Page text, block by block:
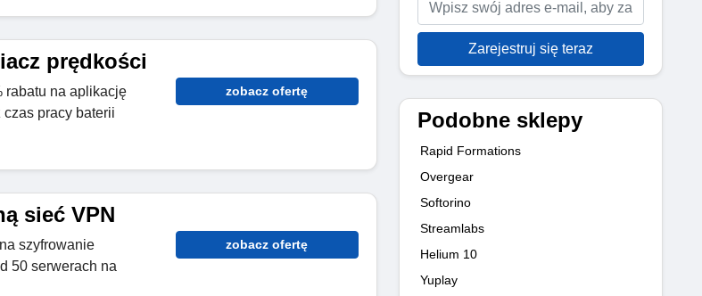
prędkości
rabatu na aplikację
pracy baterii
zobacz ofertę
sieć VPN
szyfrowanie
50 serwerach na
zobacz ofertę
Zarejestruj się teraz
Podobne sklepy
Rapid Formations
Overgear
Softorino
Streamlabs
Helium 10
Yuplay